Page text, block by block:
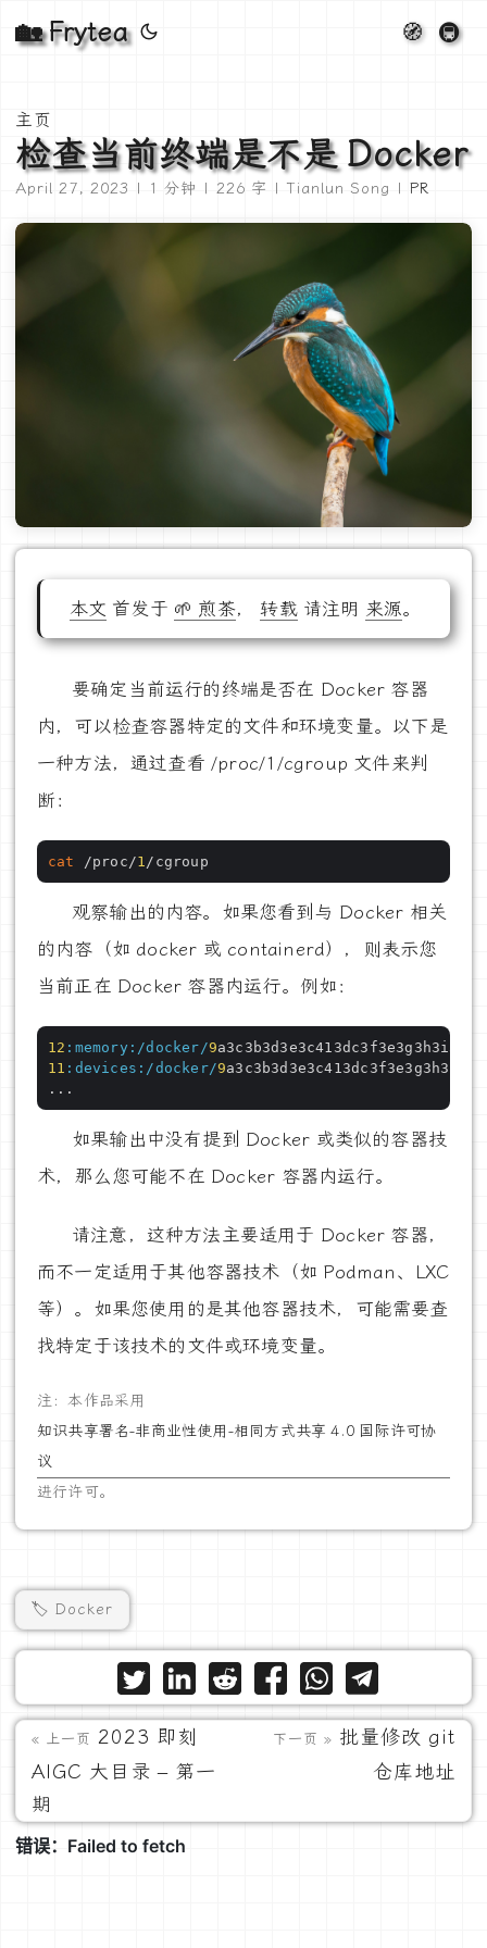
🏡 Frytea 🧭 🚇
主页
检查当前终端是不是 Docker
April 27, 2023 | 1 分钟 | 226 字 | Tianlun Song | PR
本文 首发于 🌱 煎茶，转载请注明 来源。
要确定当前运行的终端是否在 Docker 容器
内，可以检查容器特定的文件和环境变量。以下是
一种方法，通过查看 /proc/1/cgroup 文件来判
断：
cat /proc/1
观察输出的内容。如果您看到与 Docker 相关
的内容（如 docker 或 containerd），则表示您
当前正在 Docker 容器内运行。例如：
12 :memory :/docker/9
11 :devices :/docker/9
如果输出中没有提到 Docker 或类似的容器技
术，那么您可能不在 Docker 容器内运行。
请注意，这种方法主要适用于 Docker 容器，
而不一定适用于其他容器技术（如 Podman、LXC
等）。如果您使用的是其他容器技术，可能需要查
找特定于该技术的文件或环境变量。
注：本作品采用
知识共享署名-非商业性使用-相同方式共享 4.0 国际许可协
议
进行许可。
🏷️ Docker
« 上一页 2023 即刻
AIGC 大目录 – 第一
期
下一页 » 批量修改 git
仓库地址